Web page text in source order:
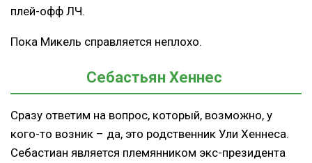
плей-офф ЛЧ.
Пока Микель справляется неплохо.
Себастьян Хеннес
Сразу ответим на вопрос, который, возможно, у
кого-то возник – да, это родственник Ули Хеннеса.
Себастиан является племянником экс-президента